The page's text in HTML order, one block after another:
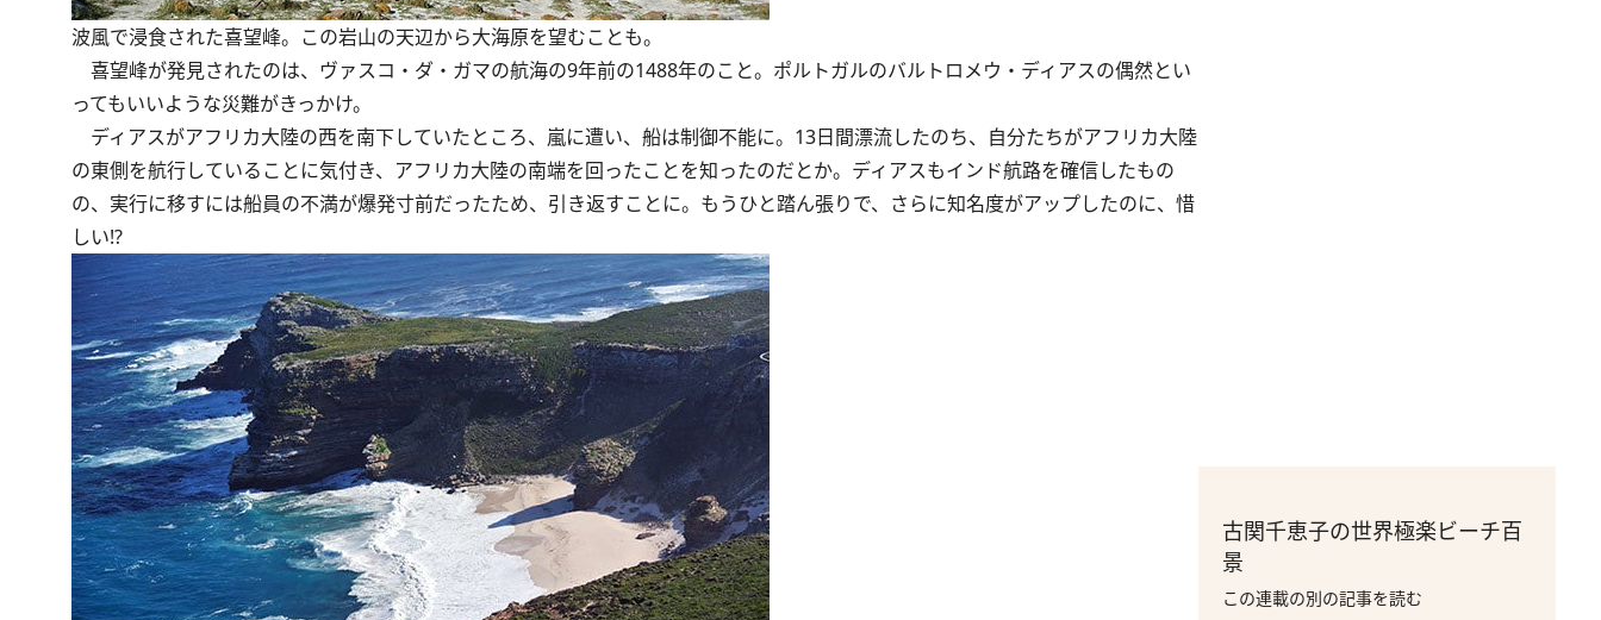
波風で浸食された喜望峰。この岩山の天辺から大海原を望むことも。
喜望峰が発見されたのは、ヴァスコ・ダ・ガマの航海の9年前の1488年のこと。ポルトガルのバルトロメウ・ディアスの偶然とい
ってもいいような災難がきっかけ。
ディアスがアフリカ大陸の西を南下していたところ、嵐に遭い、船は制御不能に。13日間漂流したのち、自分たちがアフリカ大陸
の東側を航行していることに気付き、アフリカ大陸の南端を回ったことを知ったのだとか。ディアスもインド航路を確信したもの
の、実行に移すには船員の不満が爆発寸前だったため、引き返すことに。もうひと踏ん張りで、さらに知名度がアップしたのに、惜
しい!?
古関千恵子の世界極楽ビーチ百
景
この連載の別の記事を読む